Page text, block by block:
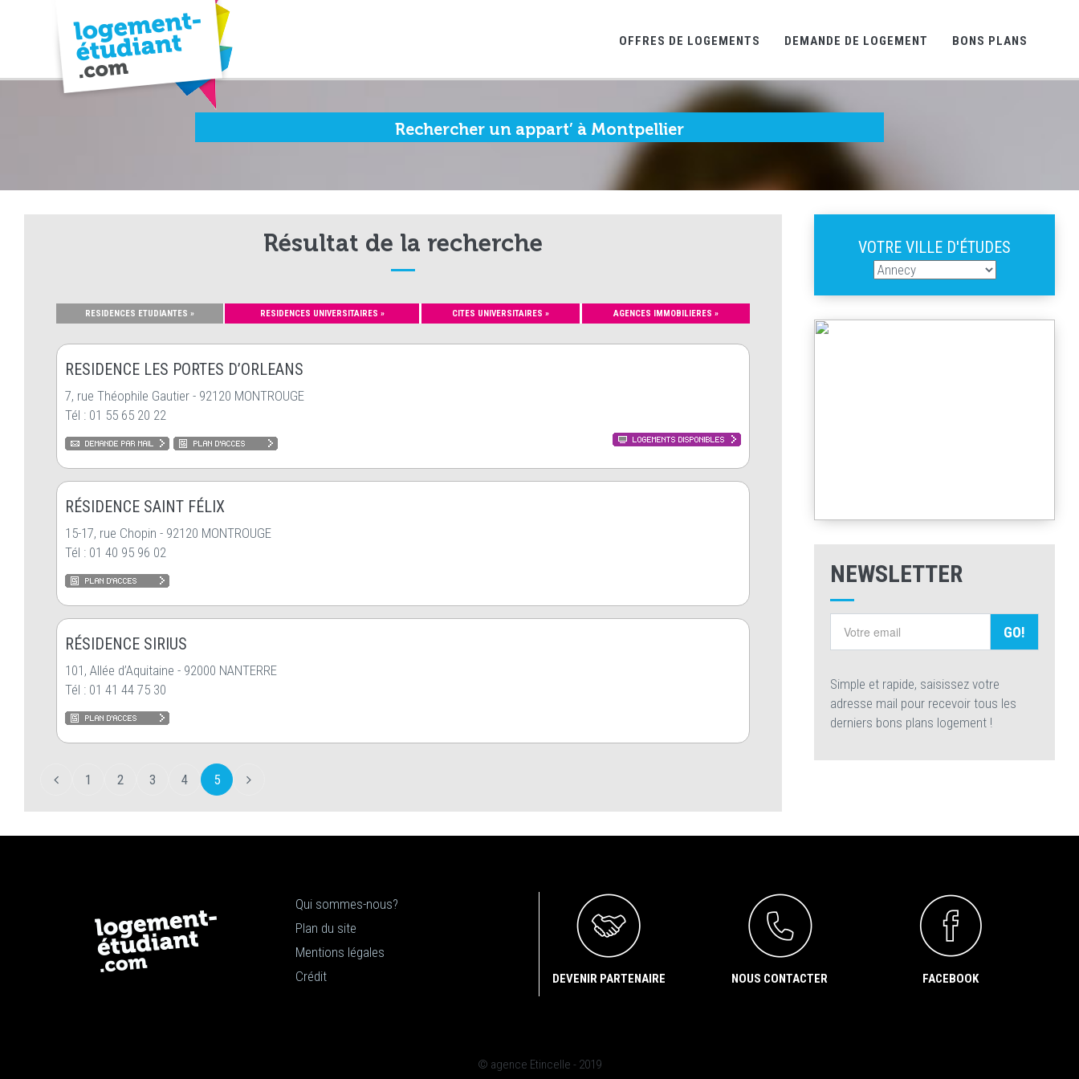
OFFRES DE LOGEMENTS DEMANDE DE LOGEMENT BONS PLANS
Rechercher un appart’ à Montpellier
VOTRE VILLE D'ÉTUDES
NEWSLETTER
GO!
Simple et rapide, saisissez votre
adresse mail pour recevoir tous les
derniers bons plans logement !
Résultat de la recherche
RESIDENCES ETUDIANTES » RESIDENCES UNIVERSITAIRES » CITES UNIVERSITAIRES » AGENCES IMMOBILIERES »
RESIDENCE LES PORTES D’ORLEANS
7, rue Théophile Gautier - 92120 MONTROUGE
Tél : 01 55 65 20 22
RÉSIDENCE SAINT FÉLIX
15-17, rue Chopin - 92120 MONTROUGE
Tél : 01 40 95 96 02
RÉSIDENCE SIRIUS
101, Allée d’Aquitaine - 92000 NANTERRE
Tél : 01 41 44 75 30
1 2 3 4 5
Qui sommes-nous?
Plan du site
Mentions légales
Crédit
DEVENIR PARTENAIRE NOUS CONTACTER FACEBOOK
© agence Etincelle - 2019